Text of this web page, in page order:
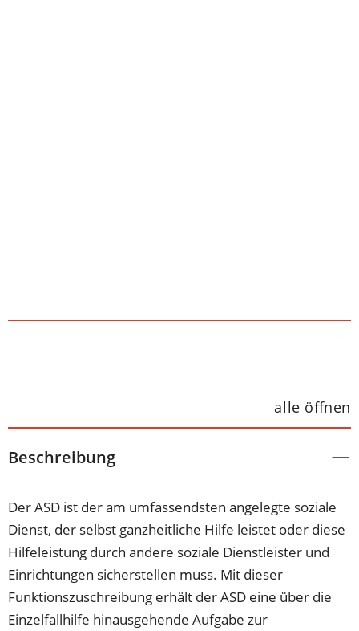
alle öffnen
Beschreibung
Der ASD ist der am umfassendsten angelegte soziale
Dienst, der selbst ganzheitliche Hilfe leistet oder diese
Hilfeleistung durch andere soziale Dienstleister und
Einrichtungen sicherstellen muss. Mit dieser
Funktionszuschreibung erhält der ASD eine über die
Einzelfallhilfe hinausgehende Aufgabe zur